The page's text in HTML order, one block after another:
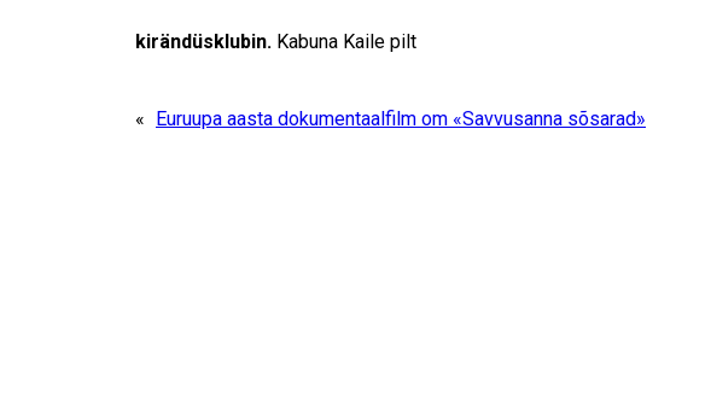
kirändüsklubin. Kabuna Kaile pilt
« Euruupa aasta dokumentaalfilm om «Savvusanna sõsarad»